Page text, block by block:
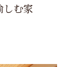
しむ家